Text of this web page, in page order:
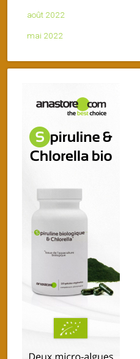
août 2022
mai 2022